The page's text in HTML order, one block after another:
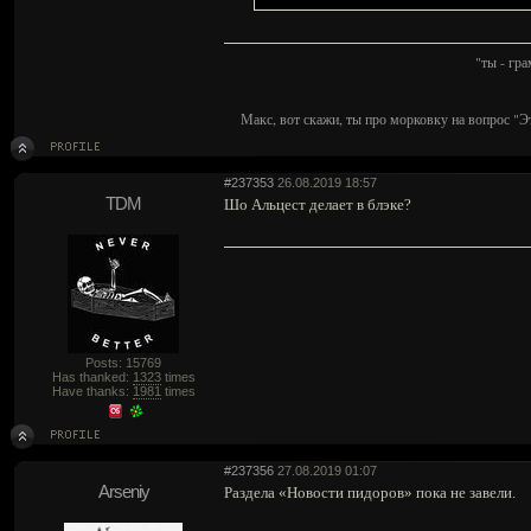
"ты -
Макс, вот скажи, ты про морковку на вопрос
#237353 26.08.2019 18:57
TDM
Posts: 15769
Has thanked: 1323times
Have thanks: 1981 times
Шо Альцест делает в блэке?
#237356 27.08.2019 01:07
Arseniy Раздела «Новости пидоров» пока не завели.